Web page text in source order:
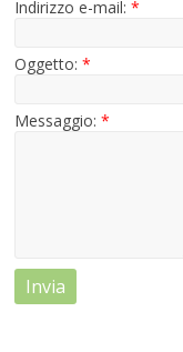
Indirizzo e-mail:*
Oggetto:*
Messaggio:*